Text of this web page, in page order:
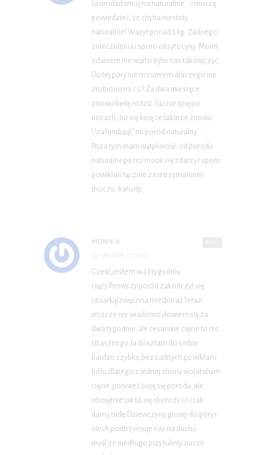
Ja urodziłam syna naturalnie… i muszę
powiedzieć, że chyba niestety
naturalnie! Ważył ponad 5 kg. Żadnego
znieczulenia i sporo oksytocyny. Moim
zdaniem nie warto było nas tak męczyć.
Do tej pory nie rozumiem dlaczego nie
zrobiono mi c.c? Za dwa miesiące
znowu będę rodzić. Już nie śpię po
nocach, bo się boję że lakarze znowu
\"zafundują\" mi poród naturalny….
Poza tym mam wątpliwość: od porodu
naturalnego też może się zdarzyć sporo
powikłań łącznie z nietrzymaniem
moczu, kału itp.
MONIKA
Cześć,jestem w 33 tygodniu
ciąży.Pierwszy poród zakończył się
cesarką(zwężona miednica).Teraz
jeszcze nie wiadomo,dowiem się za
dwa tygodnie,ale cesarskie cięcie to nic
strasznego.Ja doszłam do siebie
bardzo szybko,bez żadnych powikłań i
bólu,dlatego z jednej strony wolałabym
cięcie,poniweż boję się porodu,ale
obojętnie jak to się skończy to i tak
damy radę.Dziewczyny głowy do góry i
niech podtrzymuje nas na duchu
myśl,że niedługo przytulimy nasze